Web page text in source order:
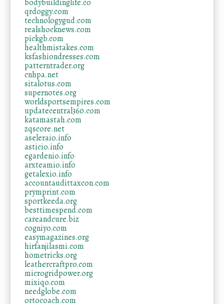
bodybuildinglife.co
qrdoggy.com
technologygud.com
realshocknews.com
pickgb.com
healthmistakes.com
ksfashiondresses.com
patterntrader.org
cnhpa.net
sitalotus.com
supernotes.org
worldsportsempires.com
updatecentral360.com
katamastah.com
zqscore.net
aseleraio.info
asticio.info
egardenio.info
arxteamio.info
getalexio.info
accountaudittaxcon.com
prymprint.com
sportkeeda.org
besttimespend.com
careandcure.biz
cogniyo.com
easymagazines.org
hirfanjilasmi.com
hometricks.org
leathercraftpro.com
microgridpower.org
mixiqo.com
needglobe.com
ortocoach.com